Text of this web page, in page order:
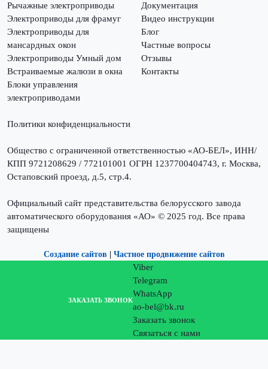
Рычажные электроприводы
Электроприводы для фрамуг
Электроприводы для
мансардных окон
Электроприводы Умный дом
Встраиваемые жалюзи в окна
Блоки управления
электроприводами
Документация
Видео инструкции
Блог
Частные вопросы
Отзывы
Контакты
Политики конфиденциальности
Общество с ограниченной ответственностью «АО-БЕЛ», ИНН/
КПП 9721208629 / 772101001 ОГРН 1237700404743, г. Москва,
Остаповский проезд, д.5, стр.4.
Официальный сайт представительства белорусского завода
автоматического оборудования «АО» © 2025 год. Все права
защищены
Создание сайтов Частное продвижение сайтов
ЗАКАЗАТЬ ЗВОНОК
Viber
Telegram
WhatsApp
ao-bel@bk.ru
Заказать звонок
Связаться с нами